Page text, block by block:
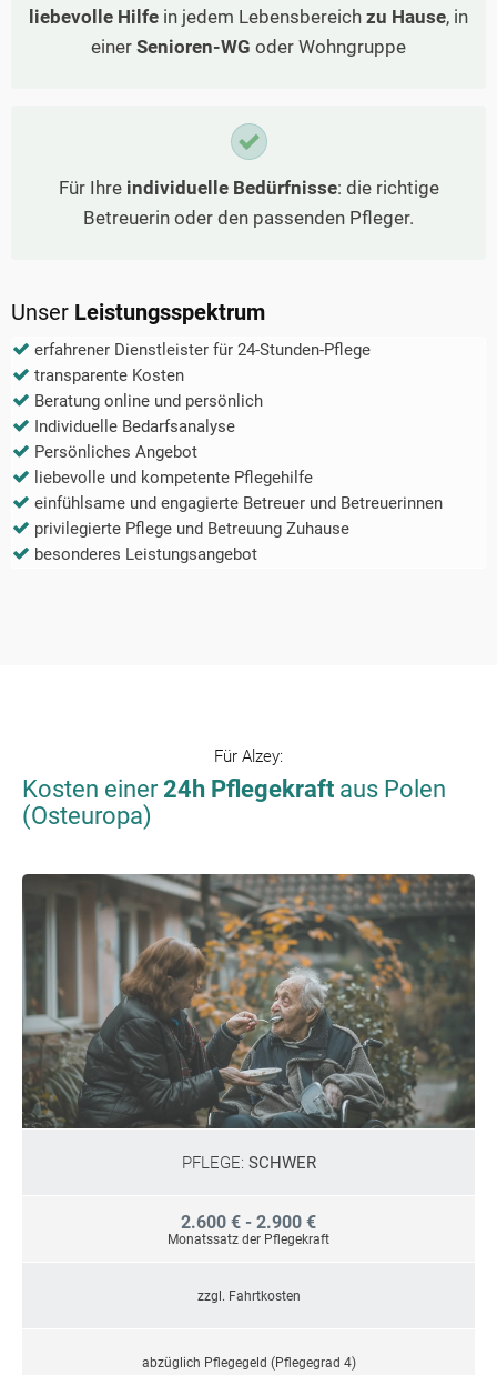
liebevolle Hilfe in jedem Lebensbereich zu Hause, in
einer Senioren-WG oder Wohngruppe
Für Ihre individuelle Bedürfnisse: die richtige
Betreuerin oder den passenden Pfleger.
Unser Leistungsspektrum
erfahrener Dienstleister für 24-Stunden-Pflege
transparente Kosten
Beratung online und persönlich
Individuelle Bedarfsanalyse
Persönliches Angebot
liebevolle und kompetente Pflegehilfe
einfühlsame und engagierte Betreuer und Betreuerinnen
privilegierte Pflege und Betreuung Zuhause
besonderes Leistungsangebot
Für Alzey:
Kosten einer24h Pflegekraft aus Polen
(Osteuropa)
PFLEGE: SCHWER
2.600 € - 2.900 €
Monatssatz der Pflegekraft
zzgl. Fahrtkosten
abzüglich Pflegegeld (Pflegegrad 4)